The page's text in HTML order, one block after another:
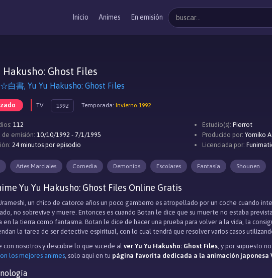
Inicio Animes En emisión
Hakusho: Ghost Files
書, Yu Yu Hakusho: Ghost Files
TV 1992 Temporada: Invierno 1992
112
de emisión: 10/10/1992 - 7/1/1995
24 minutos por episodio
Estudio(s): Pierrot
Producido por: Yomiko
Licenciada por:
Artes Marciales Comedia Demonios Escolares Fantasía Shounen
Yu Yu Hakusho: Ghost Files Online Gratis
un chico de catorce años un poco gamberro es atropellado por un coche cuando
no sobrevive y muere. Entonces es cuando Botan le dice que su muerte no estaba
en la tierra como fantasma. Botan le dice de hacer una prueba para volver a la vida, la
la tarea de ser detective espiritual, con lo cual tendrá que resolver varios casos
con nosotros y descubre lo que sucede al ver Yu Yu Hakusho: Ghost Files, y por supuesto
los mejores animes, solo aqui en tu página favorita dedicada a la animación japonesa